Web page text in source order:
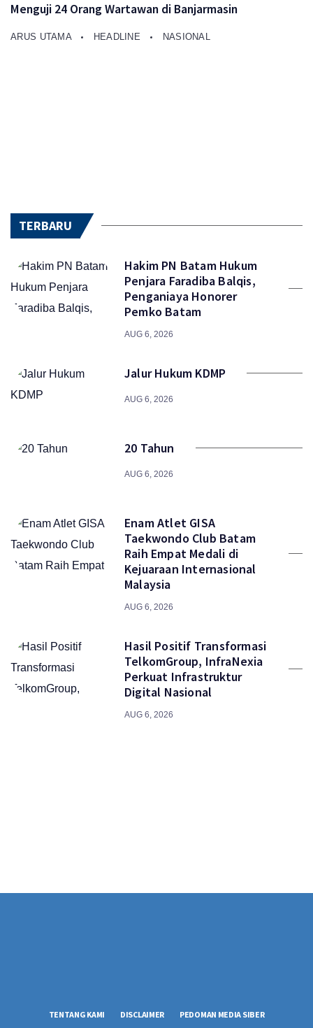
Menguji 24 Orang Wartawan di Banjarmasin
ARUS UTAMA HEADLINE NASIONAL
TERBARU
Hakim PN Batam Hukum
Penjara Faradiba Balqis,
Penganiaya Honorer
Pemko Batam
AUG 6, 2026
Jalur Hukum KDMP
AUG 6, 2026
20 Tahun
AUG 6, 2026
Enam Atlet GISA
Taekwondo Club Batam
Raih Empat Medali di
Kejuaraan Internasional
Malaysia
AUG 6, 2026
Hasil Positif Transformasi
TelkomGroup, InfraNexia
Perkuat Infrastruktur
Digital Nasional
AUG 6, 2026
TENTANG KAMI DISCLAIMER
PEDOMAN MEDIA SIBER